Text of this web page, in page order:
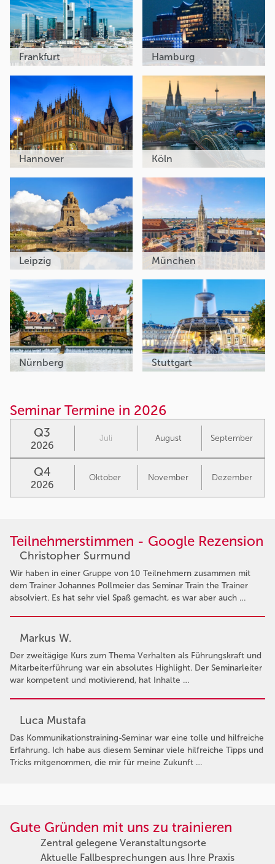
Teilnehmerstimmen - Google Rezension
Christopher Surmund
Wir haben in einer Gruppe von 10 Teilnehmern zusammen mit
dem Trainer Johannes Pollmeier das Seminar Train the Trainer
absolviert. Es hat sehr viel Spaß gemacht, es war aber auch …
Markus W.
Der zweitägige Kurs zum Thema Verhalten als Führungskraft und
Mitarbeiterführung war ein absolutes Highlight. Der Seminarleiter
war kompetent und motivierend, hat Inhalte …
Luca Mustafa
Das Kommunikationstraining-Seminar war eine tolle und hilfreiche
Erfahrung. Ich habe aus diesem Seminar viele hilfreiche Tipps und
Tricks mitgenommen, die mir für meine Zukunft …
Gute Gründen mit uns zu trainieren
Zentral gelegene Veranstaltungsorte
Aktuelle Fallbesprechungen aus Ihre Praxis
Frankfurt Hamburg
Hannover Köln
Leipzig München
Nürnberg Stuttgart
Seminar Termine in 2026
Q3
2026
Juli August September
Q4
2026
Oktober November Dezember